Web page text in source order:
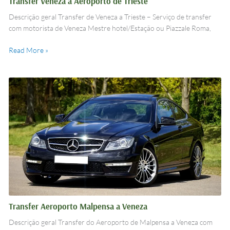
Descrição geral Transfer de Veneza a Trieste – Serviço de transfer
com motorista de Veneza Mestre hotel/Estação ou Piazzale Roma,
Read More »
Transfer Aeroporto Malpensa a Veneza
Descrição geral Transfer do Aeroporto de Malpensa a Veneza com
Transfer
Aeroporto
Malpensa
a
Veneza